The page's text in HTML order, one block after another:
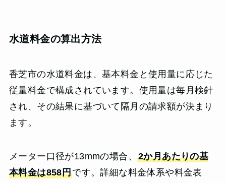
水道料金の算出方法
香芝市の水道料金は、基本料金と使用量に応じた
従量料金で構成されています。使用量は毎月検針
され、その結果に基づいて隔月の請求額が決まり
ます。
メーター口径が13mmの場合、 2か月あたりの基
本料金は858円です。詳細な料金体系や料金表